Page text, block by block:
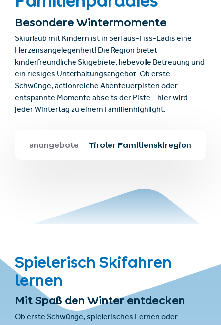
Besondere Wintermomente
Skiurlaub mit Kindern ist in Serfaus-Fiss-Ladis eine
Herzensangelegenheit! Die Region bietet
kinderfreundliche Skigebiete, liebevolle Betreuung und
ein riesiges Unterhaltungsangebot. Ob erste
Schwünge, actionreiche Abenteuerpisten oder
entspannte Momente abseits der Piste – hier wird
jeder Wintertag zu einem Familienhighlight.
Familienangebote Tiroler Familienskiregion
Spielerisch Skifahren
lernen
Mit Spaß den Winter entdecken
Ob erste Schwünge, spielerisches Lernen oder